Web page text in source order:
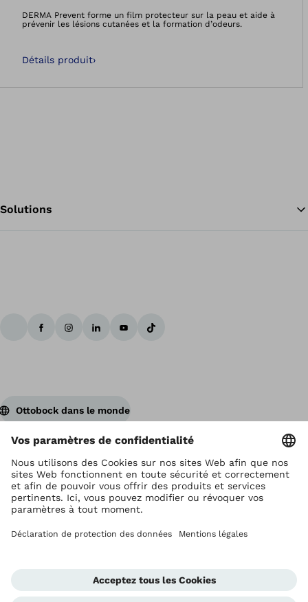
DERMA Prevent forme un film protecteur sur la peau et aide à
prévenir les lésions cutanées et la formation d’odeurs.
Détails produit›
Solutions
Ottobock dans le monde
Ottobock est titulaire du droit d’auteur
Paramètres de protection des données
Privacyverklaring
Gebruikersvoorwaarden
Corporate Home